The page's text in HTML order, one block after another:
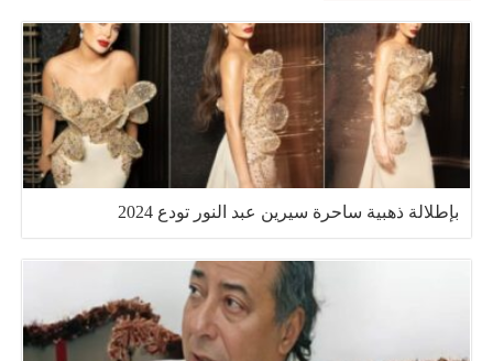
بإطلالة ذهبية ساحرة سيرين عبد النور تودع 2024